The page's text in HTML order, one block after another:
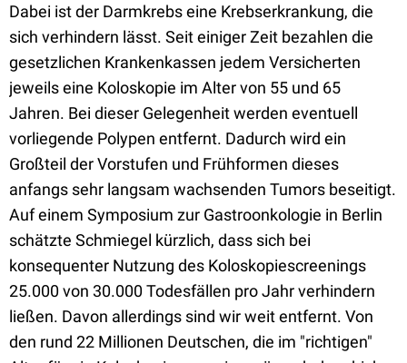
Dabei ist der Darmkrebs eine Krebserkrankung, die
sich verhindern lässt. Seit einiger Zeit bezahlen die
gesetzlichen Krankenkassen jedem Versicherten
jeweils eine Koloskopie im Alter von 55 und 65
Jahren. Bei dieser Gelegenheit werden eventuell
vorliegende Polypen entfernt. Dadurch wird ein
Großteil der Vorstufen und Frühformen dieses
anfangs sehr langsam wachsenden Tumors beseitigt.
Auf einem Symposium zur Gastroonkologie in Berlin
schätzte Schmiegel kürzlich, dass sich bei
konsequenter Nutzung des Koloskopiescreenings
25.000 von 30.000 Todesfällen pro Jahr verhindern
ließen. Davon allerdings sind wir weit entfernt. Von
den rund 22 Millionen Deutschen, die im "richtigen"